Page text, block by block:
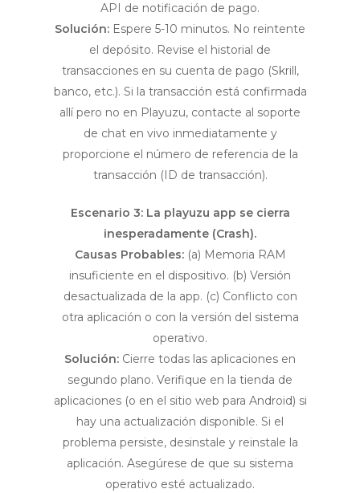
API de notificación de pago.
Solución: Espere 5-10 minutos. No reintente
el depósito. Revise el historial de
transacciones en su cuenta de pago (Skrill,
banco, etc.). Si la transacción está confirmada
allí pero no en Playuzu, contacte al soporte
de chat en vivo inmediatamente y
proporcione el número de referencia de la
transacción (ID de transacción).
Escenario 3: La playuzu app se cierra
inesperadamente (Crash).
Causas Probables:(a) Memoria RAM
insuficiente en el dispositivo. (b) Versión
desactualizada de la app. (c) Conflicto con
otra aplicación o con la versión del sistema
operativo.
Solución: Cierre todas las aplicaciones en
segundo plano. Verifique en la tienda de
aplicaciones (o en el sitio web para Android) si
hay una actualización disponible. Si el
problema persiste, desinstale y reinstale la
aplicación. Asegúrese de que su sistema
operativo esté actualizado.